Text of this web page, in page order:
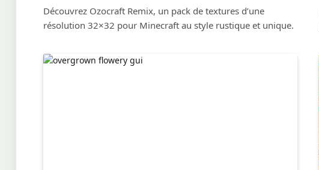
Découvrez Ozocraft Remix, un pack de textures d’une
résolution 32×32 pour Minecraft au style rustique et unique.